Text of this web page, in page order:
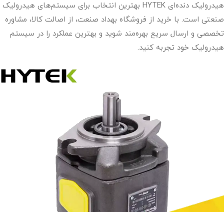
هیدرولیک دنده‌ای HYTEK بهترین انتخاب برای سیستم‌های هیدرولیک
صنعتی است. با خرید از فروشگاه بهداد صنعت، از اصالت کالا، مشاوره
تخصصی و ارسال سریع بهره‌مند شوید و بهترین عملکرد را در سیستم
هیدرولیک خود تجربه کنید.